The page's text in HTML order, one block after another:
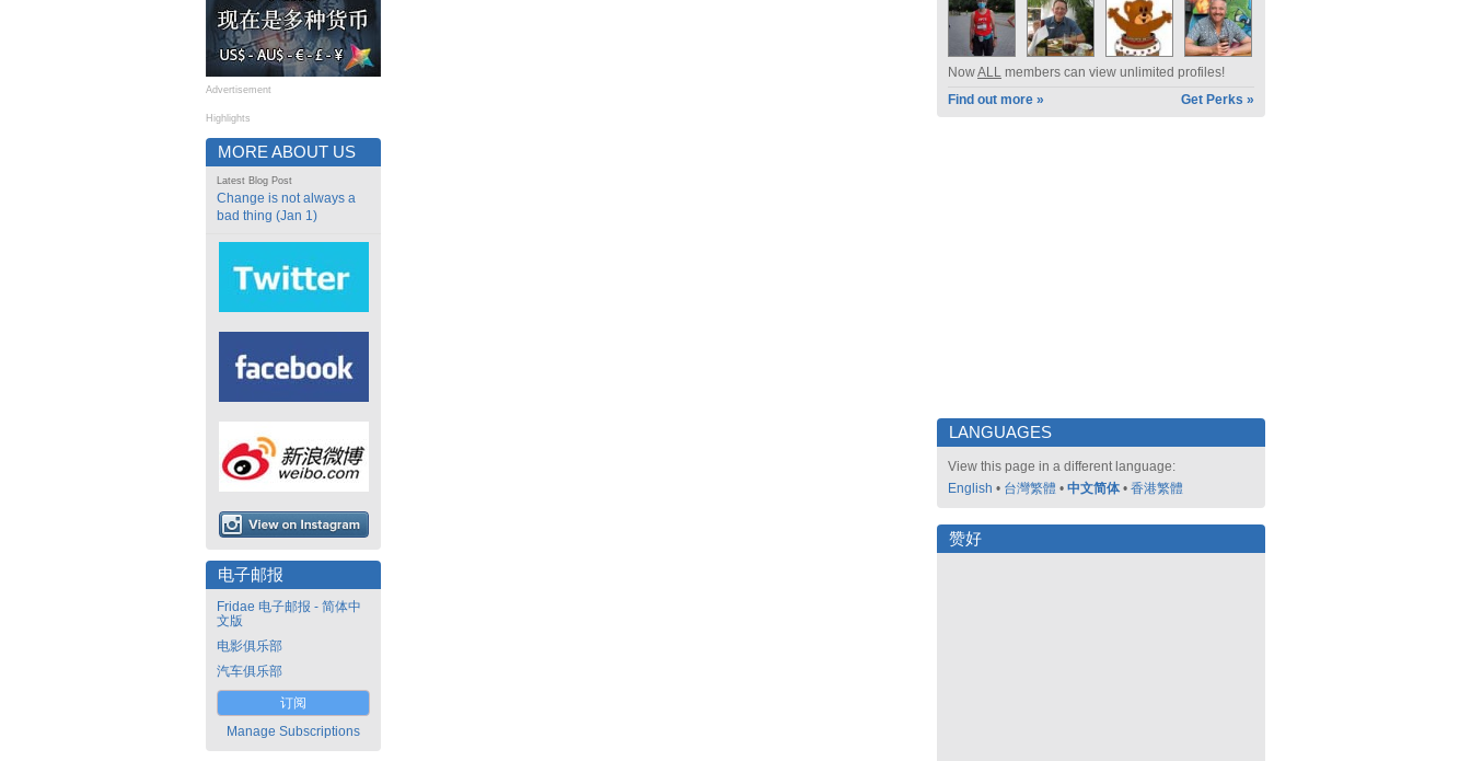
Advertisement
Highlights
MORE ABOUT US
Latest Blog Post
Change is not always a
bad thing (Jan 1)
电子邮报
Fridae 电子邮报 - 简体中
文版
电影俱乐部
汽车俱乐部
订阅
Manage Subscriptions
NowALL members can view unlimited profiles!
Find out more »
Get Perks »
LANGUAGES
View this page in a different language:
English • 台灣繁體 • 中文简体 • 香港繁體
赞好